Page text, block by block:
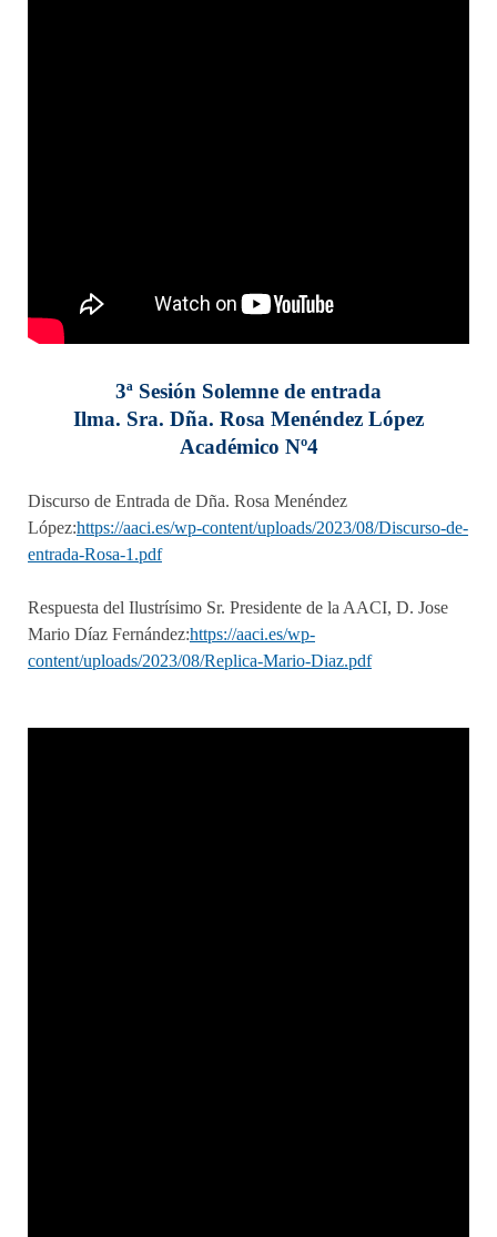
3ª Sesión Solemne de entrada
Ilma. Sra. Dña. Rosa Menéndez López
Académico Nº4
Discurso de Entrada de Dña. Rosa Menéndez
López:https://aaci.es/wp-content/uploads/2023/08/Discurso-de-
entrada-Rosa-1.pdf
Respuesta del Ilustrísimo Sr. Presidente de la AACI, D. Jose
Mario Díaz Fernández:https://aaci.es/wp-
content/uploads/2023/08/Replica-Mario-Diaz.pdf